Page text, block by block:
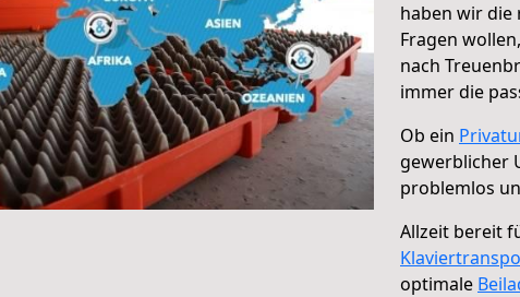
haben wir die
Fragen wollen,
nach
immer die
Ob ein
gewerblicher
problemlos
Allzeit bereit
optimale